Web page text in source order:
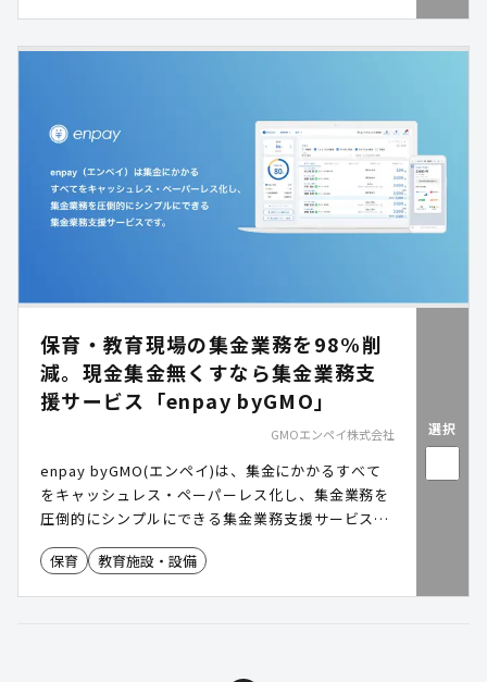
保育・教育現場の集金業務を98%削
減。現金集金無くすなら集金業務支
援サービス「enpay byGMO」
GMOエンペイ株式会社
enpay byGMO(エンペイ)は、集金にかかるすべて
をキャッシュレス・ペーパーレス化し、集金業務を
圧倒的にシンプルにできる集金業務支援サービスで
す。
保育
教育施設・設備
選択